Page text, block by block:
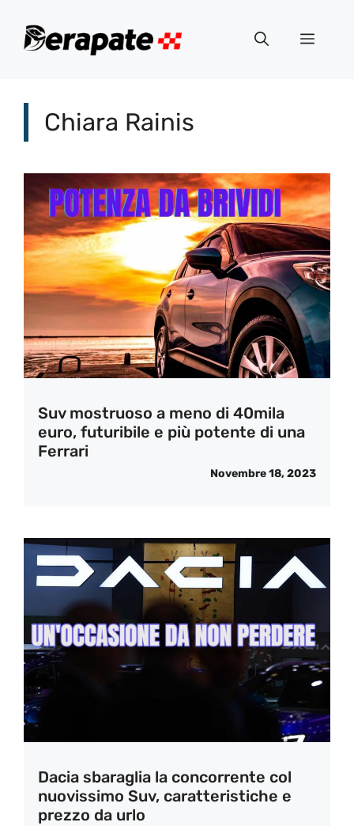
Menu
Chiara Rainis
Suv mostruoso a meno di 40mila
euro, futuribile e più potente di una
Ferrari
Novembre 18, 2023
Dacia sbaraglia la concorrente col
nuovissimo Suv, caratteristiche e
prezzo da urlo